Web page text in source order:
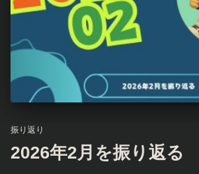
振り返り
2026年2月を振り返る